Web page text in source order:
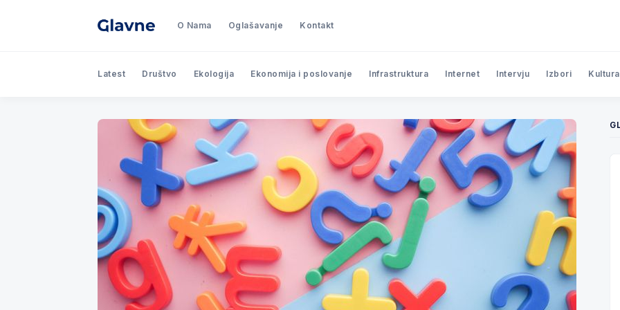
O Nama Oglašavanje Kontakt
Latest Društvo Ekologija Ekonomija i poslovanje Infrastruktura Internet Intervju Izbori